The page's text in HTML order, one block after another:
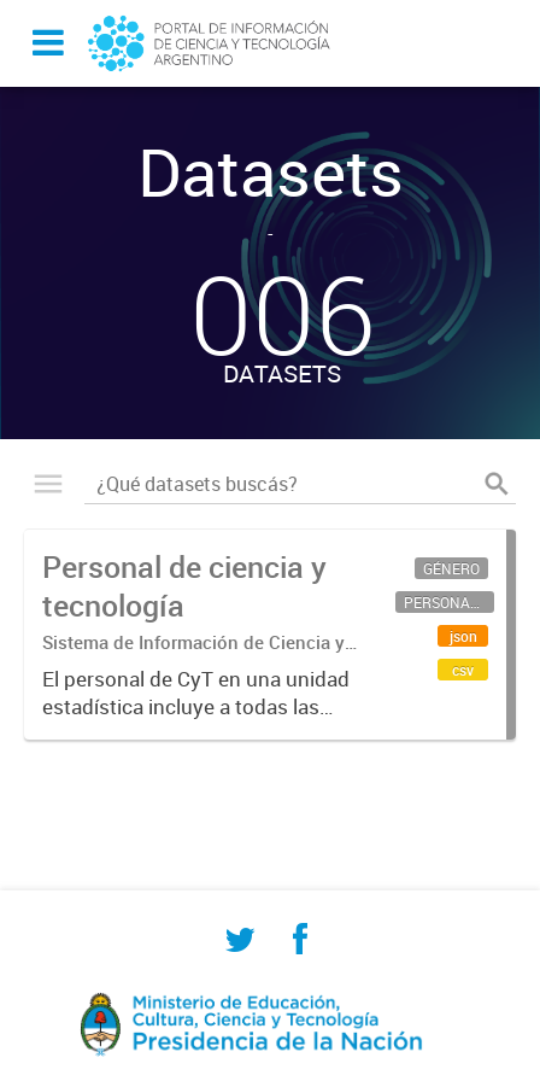
Datasets
-
006
DATASETS
Personal de ciencia y
tecnología
Sistema de Información de Ciencia y
Tecnología Argentino (SICYTAR)
El personal de CyT en una unidad
estadística incluye a todas las
personas involucradas
GÉNERO
PERSONAL CIENTÍFICO-TECNOLÓGICO
json
csv